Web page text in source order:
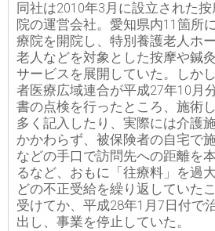
同社は2010年3月に設立された
院の運営会社。愛知県内11箇所
療院を開院し、特別養護老人ホ
老人などを対象とした按摩や鍼
サービスを展開していた。しか
者医療広域連合が平成27年10月
書の点検を行ったところ、施術
多く記入したり、実際には介護
かかわらず、被保険者の自宅で
などの手口で訪問先への距離を
るなど、おもに「往療料」を過
どの不正受給を繰り返していた
受けてか、平成28年1月7日付で
出し、事業を停止していた。